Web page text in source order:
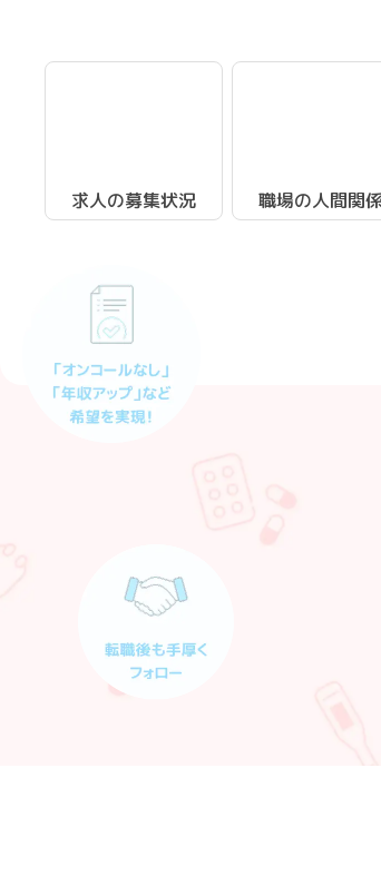
求人の募集状況 職場の人間関